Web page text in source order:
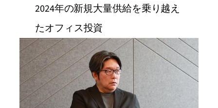
2024年の新規大量供給を乗り越え
たオフィス投資